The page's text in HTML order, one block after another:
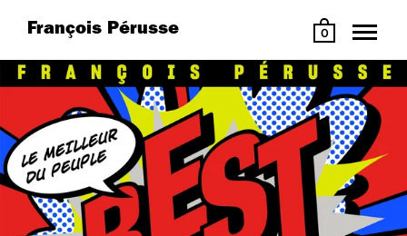
François Pérusse 0